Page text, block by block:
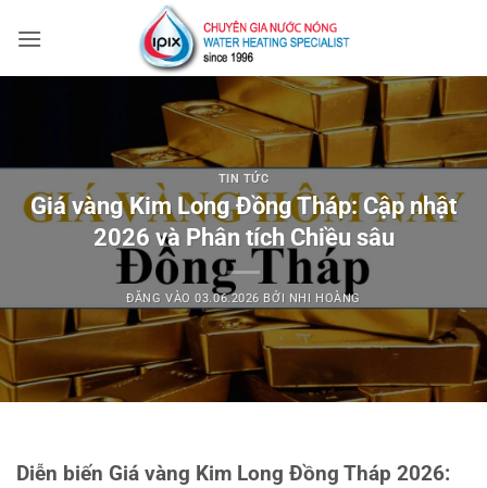
qua
TIN TỨC
Giá vàng Kim Long Đồng Tháp: Cập nhật
2026 và Phân tích Chiều sâu
ĐĂNG VÀO03.06.2026 BỞI NHI HOÀNG
Diễn biến Giá vàng Kim Long Đồng Tháp 2026: